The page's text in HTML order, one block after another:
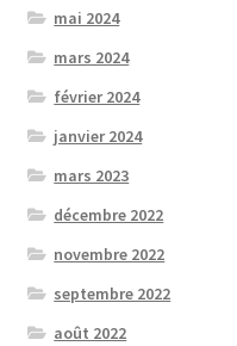
mai 2024
mars 2024
février 2024
janvier 2024
mars 2023
décembre 2022
novembre 2022
septembre 2022
août 2022